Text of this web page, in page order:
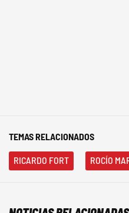
TEMAS RELACIONADOS
RICARDO FORT ROCÍO